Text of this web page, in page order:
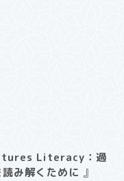
Literacy：過
み解くために 』